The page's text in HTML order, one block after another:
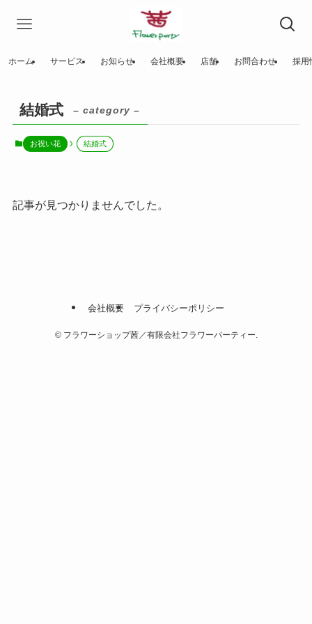
ホーム サービス お知らせ 会社概要 店舗 お問合わせ 採用
結婚式 – category –
お祝い花 結婚式
記事が見つかりませんでした。
会社概要 プライバシーポリシー
©フラワーショップ茜／有限会社フラワーパーティー.